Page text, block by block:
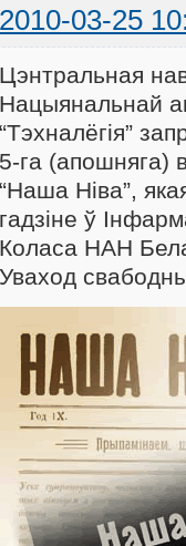
2010-03-25
Цэнтральная
Нацыянальнай
“Тэхналёгія”
5-га (апошняга)
“Наша Ніва”,
гадзіне ў
Коласа НАН
Уваход